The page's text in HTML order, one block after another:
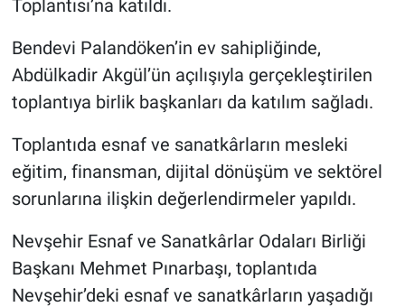
Toplantısı’na katıldı.
Bendevi Palandöken’in ev sahipliğinde,
Abdülkadir Akgül’ün açılışıyla gerçekleştirilen
toplantıya birlik başkanları da katılım sağladı.
Toplantıda esnaf ve sanatkârların mesleki
eğitim, finansman, dijital dönüşüm ve sektörel
sorunlarına ilişkin değerlendirmeler yapıldı.
Nevşehir Esnaf ve Sanatkârlar Odaları Birliği
Başkanı Mehmet Pınarbaşı, toplantıda
Nevşehir’deki esnaf ve sanatkârların yaşadığı
Aksaray
Kırşehir
Yerel
Genel
Asayiş
Kültür - Sanat
Politika